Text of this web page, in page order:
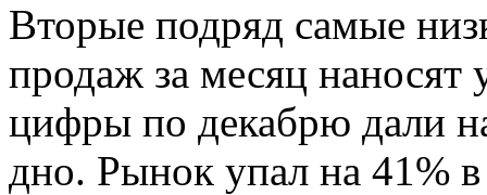
Вторые подряд самые
продаж за месяц
цифры по декабрю дали
дно. Рынок упал на 41%